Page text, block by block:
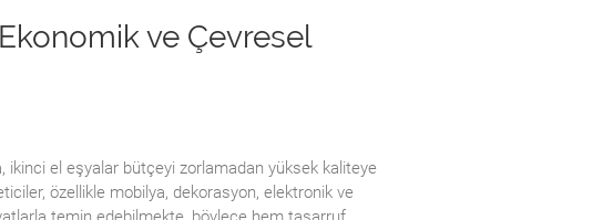
ve Çevresel
ikinci el eşyalar bütçeyi zorlamadan yüksek kaliteye
özellikle mobilya, dekorasyon, elektronik ve